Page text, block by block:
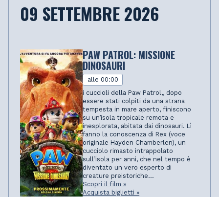
09 SETTEMBRE 2026
PAW PATROL: MISSIONE
DINOSAURI
alle 00:00
i cuccioli della Paw Patrol,, dopo
essere stati colpiti da una strana
tempesta in mare aperto, finiscono
su un’isola tropicale remota e
inesplorata, abitata dai dinosauri. Lì
fanno la conoscenza di Rex (voce
originale Hayden Chamberlen), un
cucciolo rimasto intrappolato
sull’isola per anni, che nel tempo è
diventato un vero esperto di
creature preistoriche...
Scopri il film »
Acquista biglietti »